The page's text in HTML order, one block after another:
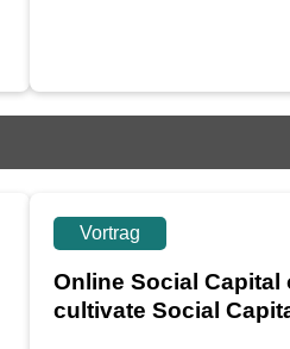
Vortrag
Online Social Capital
cultivate Social